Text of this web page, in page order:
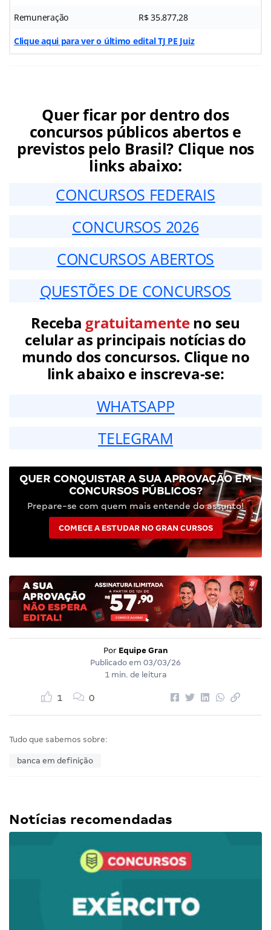
Remuneração R$ 35.877,28
Clique aqui para ver o último edital TJ PE Juiz
Quer ficar por dentro dos
concursos públicos abertos e
previstos pelo Brasil? Clique nos
links abaixo:
CONCURSOS FEDERAIS
CONCURSOS 2026
CONCURSOS ABERTOS
QUESTÕES DE CONCURSOS
Receba gratuitamenteno seu
celular as principais notícias do
mundo dos concursos. Clique no
link abaixo e inscreva-se:
WHATSAPP
TELEGRAM
QUER CONQUISTAR A SUA APROVAÇÃO EM
CONCURSOS PÚBLICOS?
Prepare-se com quem mais entende do assunto!
COMECE A ESTUDAR NO GRAN CURSOS
Por Equipe Gran
Publicado em 03/03/26
1 min. de leitura
1 0
Tudo que sabemos sobre:
banca em definição
Notícias recomendadas